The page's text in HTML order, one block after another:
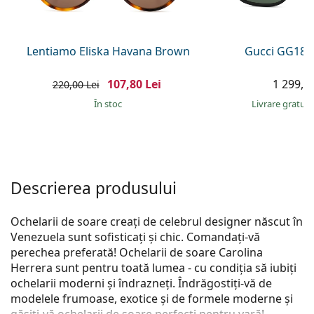
Persol
Lentiamo Eliska Havana Brown
220,00 Lei 107,80 Lei
În stoc
Gucci
1
Livrare
Descrierea produsului
Ochelarii de soare creați de celebrul designer născut în
Venezuela sunt sofisticați și chic. Comandați-vă
perechea preferată! Ochelarii de soare Carolina
Herrera sunt pentru toată lumea - cu condiția să iubiți
ochelarii moderni și îndrazneți. Îndrăgostiți-vă de
modelele frumoase, exotice și de formele moderne și